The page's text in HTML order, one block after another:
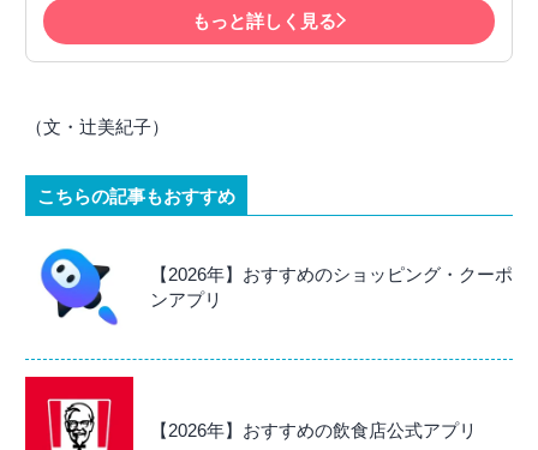
もっと詳しく見る
（文・辻美紀子）
こちらの記事もおすすめ
【2026年】おすすめのショッピング・クーポ
ンアプリ
【2026年】おすすめの飲食店公式アプリ